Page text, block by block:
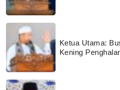
Ketua Utama:
Kening